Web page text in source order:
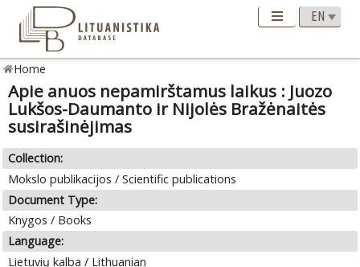
Home
Apie anuos nepamirštamus laikus : Juozo
Lukšos-Daumanto ir Nijolės Bražėnaitės
susirašinėjimas
Collection:
Mokslo publikacijos / Scientific publications
Document Type:
Knygos / Books
Language:
Lietuvių kalba / Lithuanian